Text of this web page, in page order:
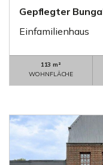
Gepflegter
Einfamilienhaus
113 m²
WOHNFLÄCHE